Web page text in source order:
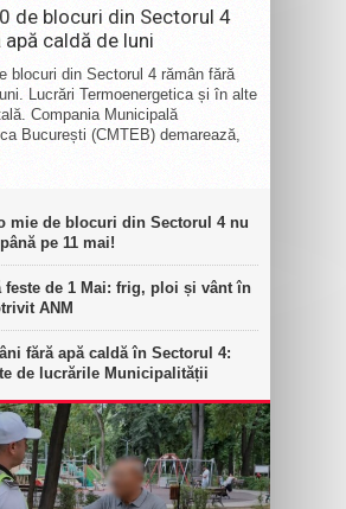
de blocuri din Sectorul 4
caldă de luni
blocuri din Sectorul 4 rămân fără
Lucrări Termoenergetica și în alte
Compania Municipală
București (CMTEB) demarează,
mie de blocuri din Sectorul 4 nu
pe 11 mai!
feste de 1 Mai: frig, ploi și vânt în
ANM
fără apă caldă în Sectorul 4:
de lucrările Municipalității